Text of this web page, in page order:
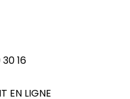
16
EN LIGNE